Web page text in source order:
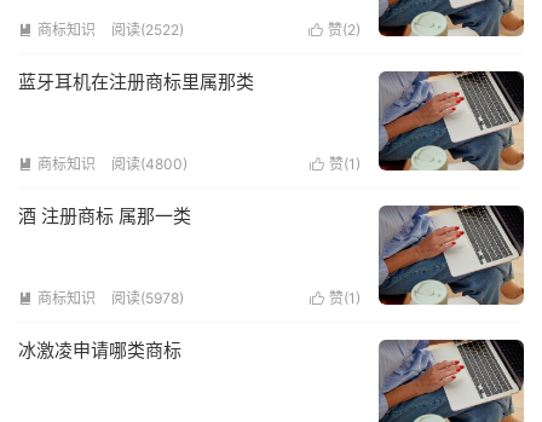
 商标知识 阅读(2522)  赞(2)
蓝牙耳机在注册商标里属那类
 商标知识 阅读(4800)  赞(1 )
酒 注册商标 属那一类
 商标知识 阅读(5978)  赞(1 )
冰激凌申请哪类商标